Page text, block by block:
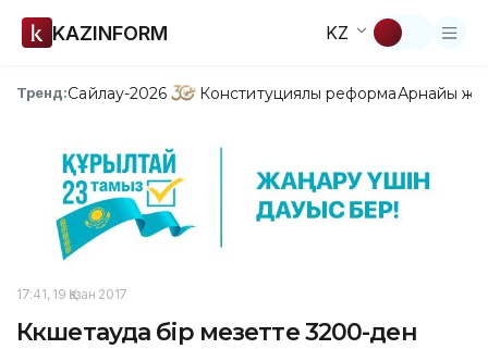
KAZINFORM KZ
Тренд:Сайлау-2026 Конституциялық реформаАрнайы
17:41, 19 Қазан 2017
Көкшетауда бір мезетте 3200-ден